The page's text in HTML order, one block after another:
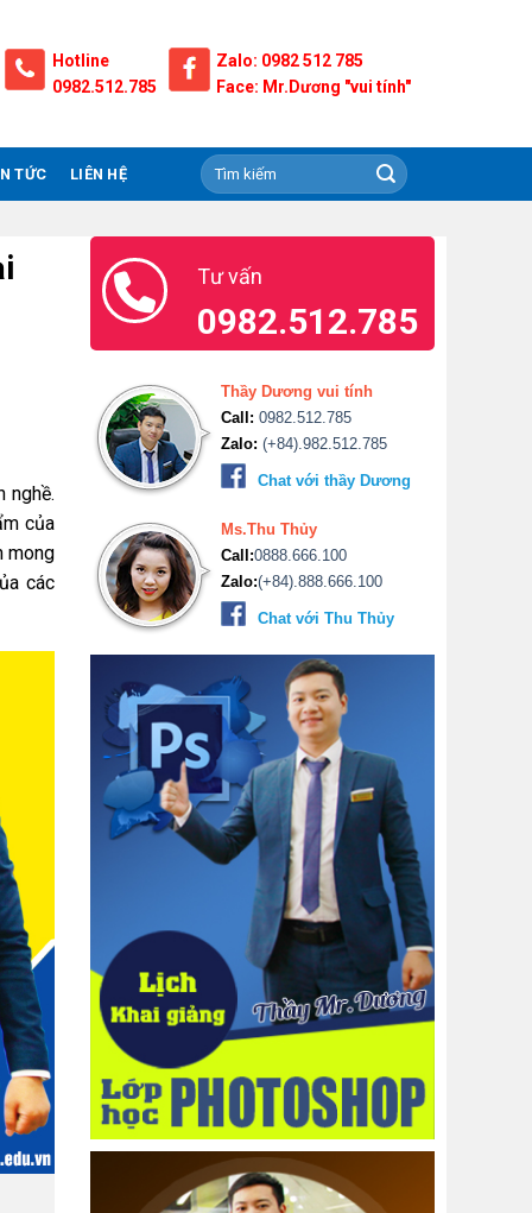
Hotline
0982.512.785
Zalo: 0982 512 785
Face: Mr.Dương "vui tính"
TỨC LIÊN HỆ
nghề.
của
mong
các
Tư vấn
0982.512.785
Thầy Dương vui tính
Call: 0982.512.785
Zalo: (+84).982.512.785
Chat với thầy Dương
Ms.Thu Thủy
Call:0888.666.100
Zalo:(+84).888.666.100
Chat với Thu Thủy